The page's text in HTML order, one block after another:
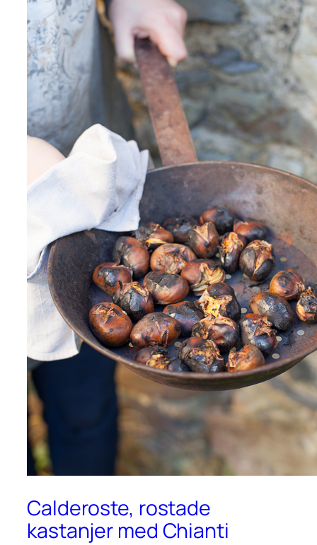
Calderoste, rostade
kastanjer med Chianti